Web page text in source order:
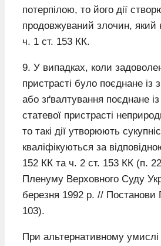
потерпілою, то його дії
продовжуваний злочин, який
ч. 1 ст. 153 КК.
9. У випадках, коли
пристрасті було поєднане із
або зґвалтування поєднане
статевої пристрасті
то такі дії утворюють
кваліфікуються за
152 КК та ч. 2 ст. 153 КК (п.
Пленуму Верховного Суду
березня 1992 р. //
103).
При альтернативному умислі